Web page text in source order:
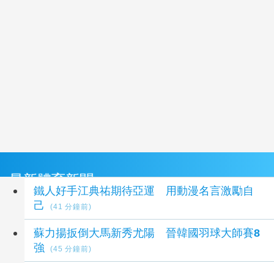
最新體育新聞
鐵人好手江典祐期待亞運 用動漫名言激勵自
己
(41 分鐘前)
蘇力揚扳倒大馬新秀尤陽 晉韓國羽球大師賽8
強
(45 分鐘前)